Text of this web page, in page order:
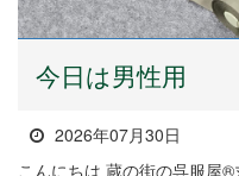
今日は男性用
2026年07月30日
こんにちは 蔵の街の呉服屋